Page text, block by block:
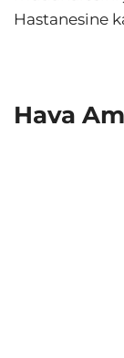
Hastanesine
Hava